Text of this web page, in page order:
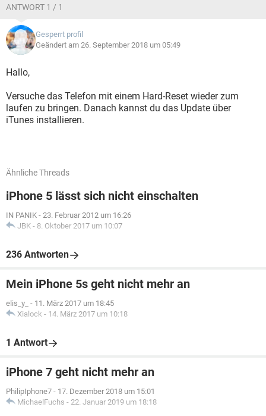
ANTWORT 1 / 1
Gesperrt profil
Geändert am 26. September 2018 um 05:49
Hallo,
Versuche das Telefon mit einem Hard-Reset wieder zum
laufen zu bringen. Danach kannst du das Update über
iTunes installieren.
Ähnliche Threads
iPhone 5 lässt sich nicht einschalten
IN PANIK - 23. Februar 2012 um 16:26
JBK - 8. Oktober 2017 um 10:07
236 Antworten
Mein iPhone 5s geht nicht mehr an
elis_y_ - 11. März 2017 um 18:45
Xialock - 14. März 2017 um 10:18
1 Antwort
iPhone 7 geht nicht mehr an
PhilipIphone7 - 17. Dezember 2018 um 15:01
MichaelFuchs - 22. Januar 2019 um 18:18